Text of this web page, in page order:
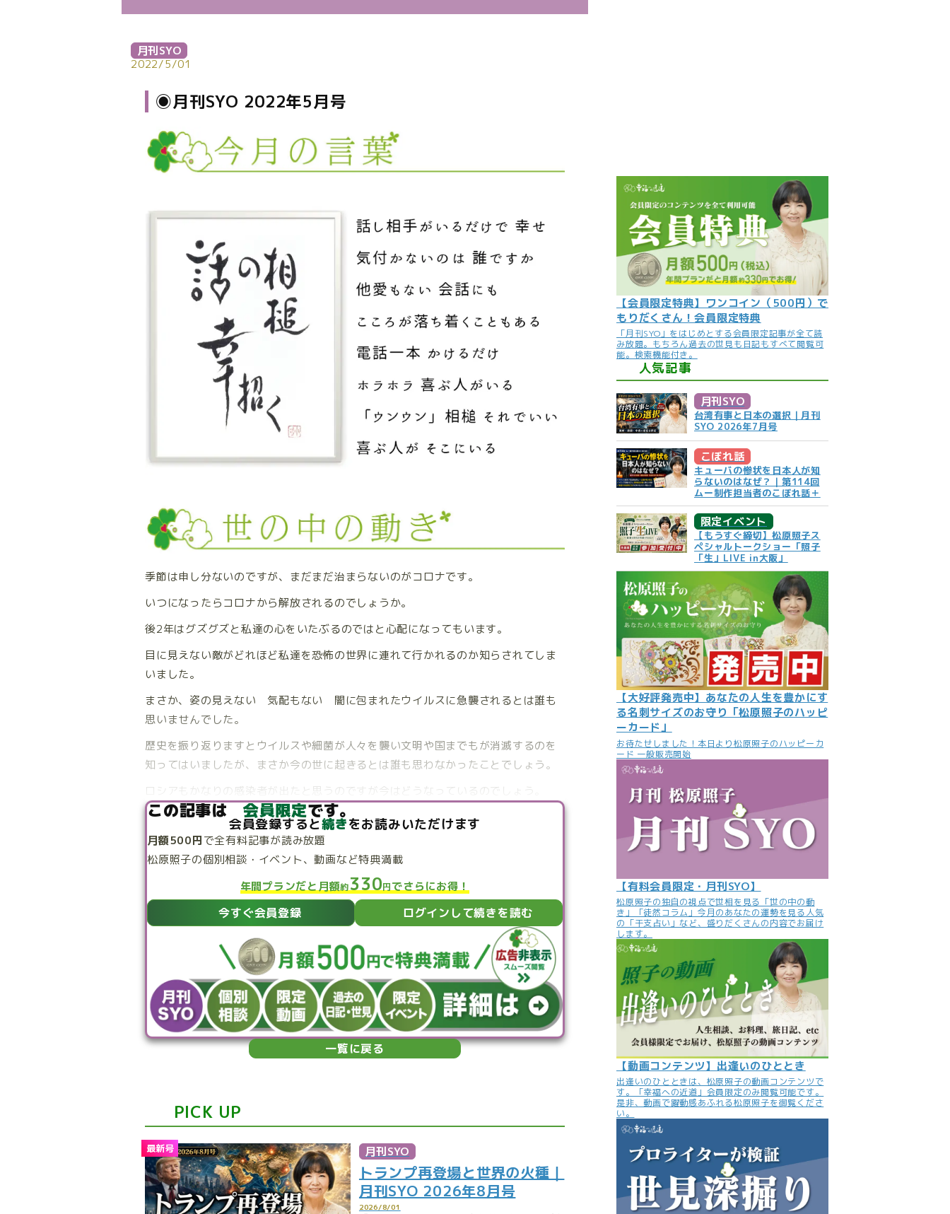
よくある質問
月刊SYO
2022/5/01
◉月刊SYO 2022年5月号
季節は申し分ないのですが、まだまだ治まらないのがコロナです。
いつになったらコロナから解放されるのでしょうか。
後2年はグズグズと私達の心をいたぶるのではと心配になってもいます。
目に見えない敵がどれほど私達を恐怖の世界に連れて行かれるのか知らされてしま
いました。
まさか、姿の見えない 気配もない 闇に包まれたウイルスに急襲されるとは誰も
思いませんでした。
歴史を振り返りますとウイルスや細菌が人々を襲い文明や国までもが消滅するのを
知ってはいましたが、まさか今の世に起きるとは誰も思わなかったことでしょう。
ロシアもかなりの感染者が出たと思うのですが今はどうなっているのでしょう。
この記事は 会員限定です。
会員登録すると続きをお読みいただけます
月額500円で全有料記事が読み放題
松原照子の個別相談・ イベント、動画など特典満載
年間プランだと月額約330円でさらにお得！
今すぐ会員登録 ログインして続きを読む
一覧に戻る
PICK UP
月刊SYO
トランプ再登場と世界の火種｜
月刊SYO 2026年8月号
2026/8/01
【会員限定特典】ワンコイン（500円）で
もりだくさん！会員限定特典
「月刊SYO」をはじめとする会員限定記事が全て読
み放題。もちろん過去の世見も日記もすべて閲覧可
能。検索機能付き。
人気記事
月刊SYO
台湾有事と日本の選択｜月刊
SYO 2026年7月号
こぼれ話
キューバの惨状を日本人が知
らないのはなぜ？｜第114回
ムー制作担当者のこぼれ話＋
限定イベント
【もうすぐ締切】松原照子ス
ペシャルトークショー「照子
「生」LIVE in大阪」
【大好評発売中】あなたの人生を豊かにす
る名刺サイズのお守り「松原照子のハッピ
ーカード」
お待たせしました！本日より松原照子のハッピーカ
ード 一般販売開始
【有料会員限定・月刊SYO】
松原照子の独自の視点で世相を見る「世の中の動
き」「徒然コラム」今月のあなたの運勢を見る人気
の「干支占い」など、盛りだくさんの内容でお届け
します。
【動画コンテンツ】出逢いのひととき
出逢いのひとときは、松原照子の動画コンテンツで
す。「幸福への近道」会員限定のみ閲覧可能です。
是非、動画で躍動感あふれる松原照子を御覧くださ
い。